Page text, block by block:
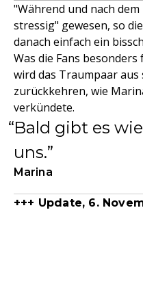
"Während und nach
stressig" gewesen, so
danach einfach ein
Was die Fans
wird das Traumpaar aus
zurückkehren, wie
verkündete.
Bald gibt es
uns.
Marina
+++ Update, 6.